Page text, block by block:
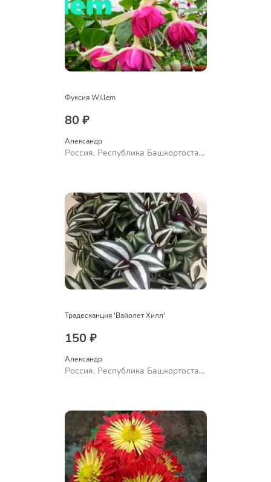
Фуксия Willem
80 ₽
Александр
Россия, Республика Башкортостан,
Традесканция 'Вайолет Хилл'
150 ₽
Александр
Россия, Республика Башкортостан,